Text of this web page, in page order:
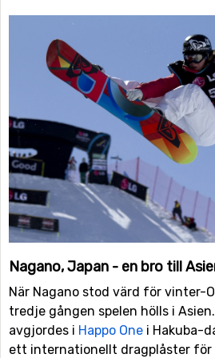
Nagano, Japan - en bro till
När Nagano stod värd för vinter-
tredje gången spelen hölls i
avgjordes i Happo One i Hakuba-
ett internationellt dragplåster för